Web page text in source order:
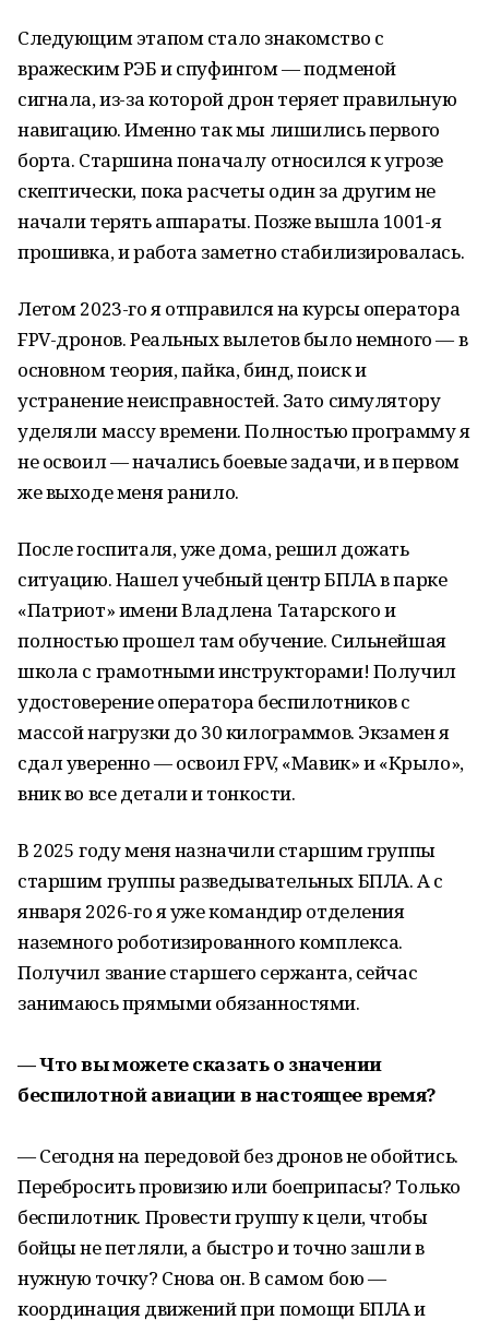
Следующим этапом стало знакомство с
вражеским РЭБ и спуфингом — подменой
сигнала, из-за которой дрон теряет правильную
навигацию. Именно так мы лишились первого
борта. Старшина поначалу относился к угрозе
скептически, пока расчеты один за другим не
начали терять аппараты. Позже вышла 1001-я
прошивка, и работа заметно стабилизировалась.
Летом 2023-го я отправился на курсы оператора
FPV-дронов. Реальных вылетов было немного — в
основном теория, пайка, бинд, поиск и
устранение неисправностей. Зато симулятору
уделяли массу времени. Полностью программу я
не освоил — начались боевые задачи, и в первом
же выходе меня ранило.
После госпиталя, уже дома, решил дожать
ситуацию. Нашел учебный центр БПЛА в парке
«Патриот» имени Владлена Татарского и
полностью прошел там обучение. Сильнейшая
школа с грамотными инструкторами! Получил
удостоверение оператора беспилотников с
массой нагрузки до 30 килограммов. Экзамен я
сдал уверенно — освоил FPV, «Мавик» и «Крыло»,
вник во все детали и тонкости.
В 2025 году меня назначили старшим группы
старшим группы разведывательных БПЛА. А с
января 2026-го я уже командир отделения
наземного роботизированного комплекса.
Получил звание старшего сержанта, сейчас
занимаюсь прямыми обязанностями.
— Что вы можете сказать о значении
беспилотной авиации в настоящее время?
— Сегодня на передовой без дронов не обойтись.
Перебросить провизию или боеприпасы? Только
беспилотник. Провести группу к цели, чтобы
бойцы не петляли, а быстро и точно зашли в
нужную точку? Снова он. В самом бою —
координация движений при помощи БПЛА и